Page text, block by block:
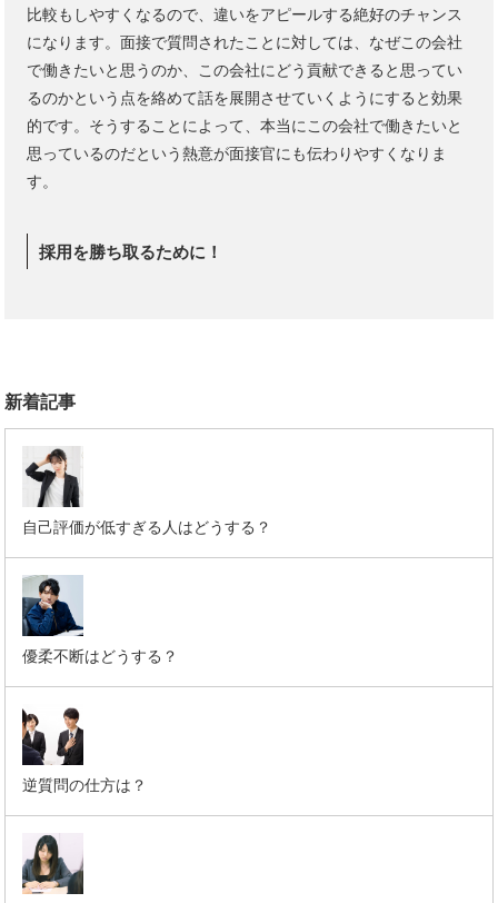
比較もしやすくなるので、違いをアピールする絶好のチャンス
になります。面接で質問されたことに対しては、なぜこの会社
で働きたいと思うのか、この会社にどう貢献できると思ってい
るのかという点を絡めて話を展開させていくようにすると効果
的です。そうすることによって、本当にこの会社で働きたいと
思っているのだという熱意が面接官にも伝わりやすくなりま
す。
採用を勝ち取るために！
新着記事
自己評価が低すぎる人はどうする？
優柔不断はどうする？
逆質問の仕方は？